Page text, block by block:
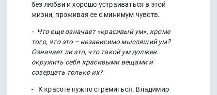
без любви и хорошо устраиваться в этой
жизни, проживая ее с минимум чувств.
- Что еще означает «красивый ум», кроме
того, что это – независимо мыслящий ум?
Означает ли это, что такой ум должен
окружить себя красивыми вещами и
созерцать только их?
- К красоте нужно стремиться. Владимир